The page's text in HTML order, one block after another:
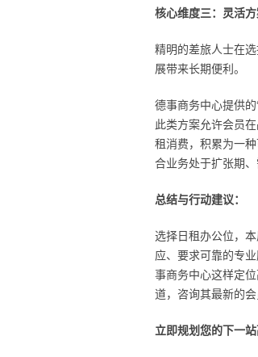
核心维度三：灵活
精明的差旅人士在
展带来长期便利。
德事商务中心提供
此类方案允许会员
租消费，积累为一
合业务处于扩张期
总结与行动建议：
选择日租办公位，
应、要求可靠的专
事商务中心这样定
道，咨询其最新的
立即规划您的下一